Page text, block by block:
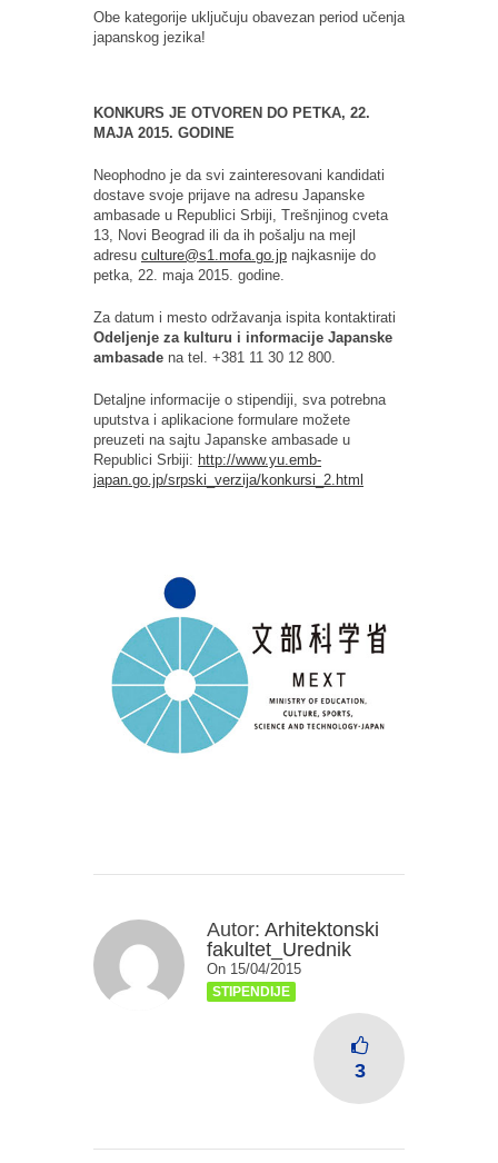
Obe kategorije uključuju obavezan period učenja
japanskog jezika!
KONKURS JE OTVOREN DO PETKA, 22.
MAJA 2015. GODINE
Neophodno je da svi zainteresovani kandidati
dostave svoje prijave na adresu Japanske
ambasade u Republici Srbiji, Trešnjinog cveta
13, Novi Beograd ili da ih pošalju na mejl
adresu culture@s1.mofa.go.jp najkasnije do
petka, 22. maja 2015. godine.
Za datum i mesto održavanja ispita kontaktirati
Odeljenje za kulturu i informacije Japanske
ambasade na tel. +381 11 30 12 800.
Detaljne informacije o stipendiji, sva potrebna
uputstva i aplikacione formulare možete
preuzeti na sajtu Japanske ambasade u
Republici Srbiji: http://www.yu.emb-
japan.go.jp/srpski_verzija/konkursi_2.html
Autor: Arhitektonski
fakultet_Urednik
On 15/04/2015
STIPENDIJE
3